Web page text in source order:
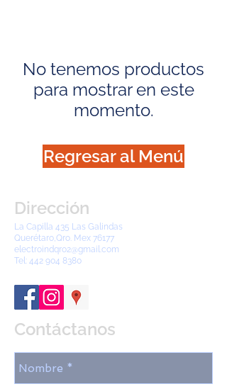
No tenemos productos
para mostrar en este
momento.
Regresar al Menú
Dirección
La Capilla 435 Las Galindas
Querétaro,Qro. Mex 76177
electroindqro2@gmail.com
Tel: 442 904 8380
Contáctanos